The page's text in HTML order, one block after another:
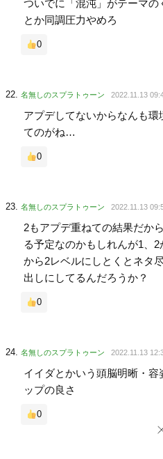
ついでに「混沌」がテーマ
とか同調圧力やめろ
0
名無しのスプラトゥーン 2022.11.13
アプデしてないからなんも
てのがね…
0
名無しのスプラトゥーン 2022.11.13
2もアプデ重ねての結果だか
る予定なのかもしれんが1、
から2レベルにしとくとネタ
出しにしてるんだろうか？
0
名無しのスプラトゥーン 2022.11.13
イイダとかいう頭脳明晰・
ップの良さ
0